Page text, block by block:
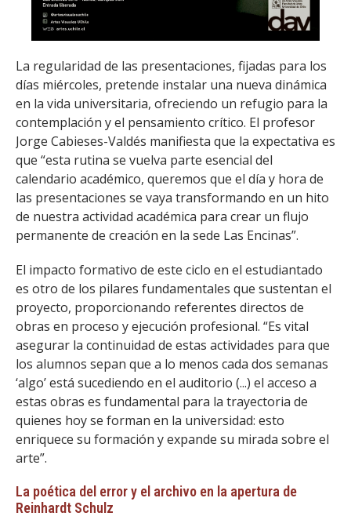
La regularidad de las presentaciones, fijadas para los
días miércoles, pretende instalar una nueva dinámica
en la vida universitaria, ofreciendo un refugio para la
contemplación y el pensamiento crítico. El profesor
Jorge Cabieses-Valdés manifiesta que la expectativa es
que “esta rutina se vuelva parte esencial del
calendario académico, queremos que el día y hora de
las presentaciones se vaya transformando en un hito
de nuestra actividad académica para crear un flujo
permanente de creación en la sede Las Encinas”.
El impacto formativo de este ciclo en el estudiantado
es otro de los pilares fundamentales que sustentan el
proyecto, proporcionando referentes directos de
obras en proceso y ejecución profesional. “Es vital
asegurar la continuidad de estas actividades para que
los alumnos sepan que a lo menos cada dos semanas
‘algo’ está sucediendo en el auditorio (...) el acceso a
estas obras es fundamental para la trayectoria de
quienes hoy se forman en la universidad: esto
enriquece su formación y expande su mirada sobre el
arte”.
La poética del error y el archivo en la apertura de
Reinhardt Schulz